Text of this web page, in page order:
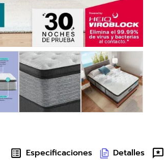
Especificaciones Detalles